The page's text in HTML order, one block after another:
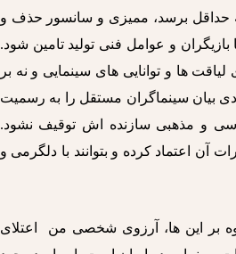
حداقل برسد، ممیزی و سانسور حذف و
و عوامل فنی تولید تامین شود.
ها و توانایی های سینمایی و نه بر
بیان سینماگران مستقل را به رسمیت
و مذهبی سازنده اش توقیف نشود.
اعتماد کرده و بتوانند با دلگرمی و
بر این ها، آرزوی شخصی من اعتلای